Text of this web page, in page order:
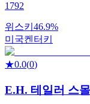
1792
위스키 46.9%
미국켄터키
★0.0(0)
E.H. 테일러 스